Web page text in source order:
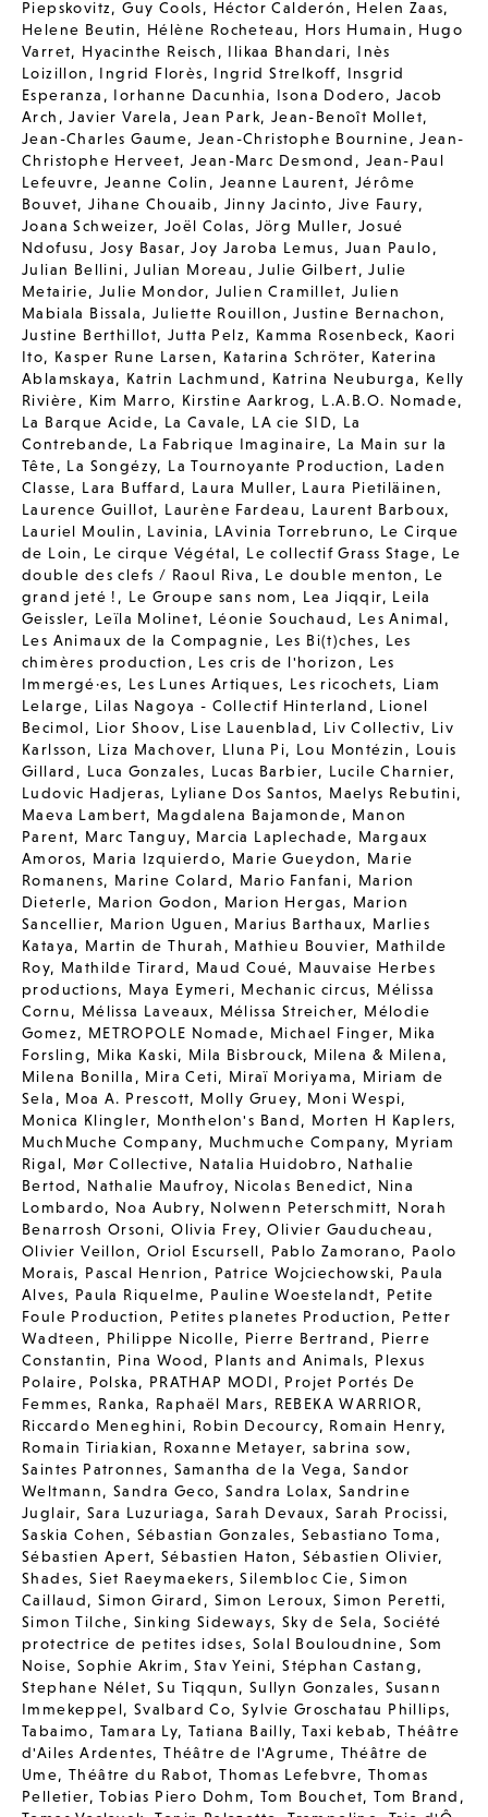
Piepskovitz,Guy Cools, Héctor Calderón , Helen Zaas,
Helene Beutin, Hélène Rocheteau, Hors Humain , Hugo
Varret, Hyacinthe Reisch , Ilikaa Bhandari, Inès
Loizillon , Ingrid Florès, Ingrid Strelkoff, Insgrid
Esperanza , Iorhanne Dacunhia, Isona Dodero, Jacob
Arch ,Javier Varela ,Jean Park, Jean-Benoît Mollet,
Jean-Charles Gaume,Jean-Christophe Bournine,Jean-
Christophe Herveet,Jean-Marc Desmond , Jean-Paul
Lefeuvre,Jeanne Colin , Jeanne Laurent,Jérôme
Bouvet,Jihane Chouaib , Jinny Jacinto, Jive Faury,
Joana Schweizer, Joël Colas, Jörg Muller, Josué
Ndofusu , Josy Basar,Joy Jaroba Lemus, Juan Paulo,
Julian Bellini,Julian Moreau ,Julie Gilbert,Julie
Metairie,Julie Mondor, Julien Cramillet, Julien
Mabiala Bissala, Juliette Rouillon ,Justine Bernachon,
Justine Berthillot,Jutta Pelz, Kamma Rosenbeck, Kaori
Ito, Kasper Rune Larsen, Katarina Schröter, Katerina
Ablamskaya, Katrin Lachmund , Katrina Neuburga, Kelly
Rivière, Kim Marro, Kirstine Aarkrog, L.A.B.O. Nomade,
La Barque Acide, La Cavale, LA cie SID, La
Contrebande, La Fabrique Imaginaire, La Main sur la
Tête, La Songézy, La Tournoyante Production, Laden
Classe, Lara Buffard, Laura Muller, Laura Pietiläinen,
Laurence Guillot, Laurène Fardeau, Laurent Barboux,
Lauriel Moulin , Lavinia, LAvinia Torrebruno, Le Cirque
de Loin , Le cirque Végétal, Le collectif Grass Stage, Le
double des clefs / Raoul Riva , Le double menton , Le
grand jeté ! , Le Groupe sans nom , Lea Jiqqir, Leila
Geissler, Leïla Molinet, Léonie Souchaud, Les Animal,
Les Animaux de la Compagnie, Les Bi(t)ches, Les
chimères production , Les cris de l'horizon , Les
Immergé·es, Les Lunes Artiques, Les ricochets, Liam
Lelarge, Lilas Nagoya - Collectif Hinterland , Lionel
Becimol, Lior Shoov, Lise Lauenblad, Liv Collectiv, Liv
Karlsson, Liza Machover, Lluna Pi, Lou Montézin , Louis
Gillard , Luca Gonzales, Lucas Barbier, Lucile Charnier,
Ludovic Hadjeras, Lyliane Dos Santos, Maelys Rebutini,
Maeva Lambert, Magdalena Bajamonde, Manon
Parent, Marc Tanguy, Marcia Laplechade, Margaux
Amoros, Maria Izquierdo, Marie Gueydon, Marie
Romanens, Marine Colard, Mario Fanfani, Marion
Dieterle, Marion Godon , Marion Hergas, Marion
Sancellier, Marion Uguen , Marius Barthaux, Marlies
Kataya, Martin de Thurah , Mathieu Bouvier, Mathilde
Roy, Mathilde Tirard, Maud Coué, Mauvaise Herbes
productions, Maya Eymeri, Mechanic circus, Mélissa
Cornu, Mélissa Laveaux, Mélissa Streicher, Mélodie
Gomez, METROPOLE Nomade, Michael Finger, Mika
Forsling, Mika Kaski, Mila Bisbrouck, Milena & Milena,
Milena Bonilla , Mira Ceti, Miraï Moriyama, Miriam de
Sela , Moa A. Prescott, Molly Gruey, Moni Wespi,
Monica Klingler, Monthelon's Band, Morten H Kaplers,
MuchMuche Company, Muchmuche Company, Myriam
Rigal, Mør Collective,Natalia Huidobro,Nathalie
Bertod,Nathalie Maufroy,Nicolas Benedict, Nina
Lombardo,Noa Aubry,Nolwenn Peterschmitt,Norah
Benarrosh Orsoni,Olivia Frey,Olivier Gauducheau ,
Olivier Veillon, Oriol Escursell, Pablo Zamorano, Paolo
Morais, Pascal Henrion , Patrice Wojciechowski, Paula
Alves, Paula Riquelme, Pauline Woestelandt, Petite
Foule Production, Petites planetes Production, Petter
Wadteen , Philippe Nicolle, Pierre Bertrand , Pierre
Constantin, Pina Wood, Plants and Animals, Plexus
Polaire, Polska, PRATHAP MODI , Projet Portés De
Femmes, Ranka, Raphaël Mars, REBEKA WARRIOR,
Riccardo Meneghini, Robin Decourcy, Romain Henry,
Romain Tiriakian, Roxanne Metayer,sabrina sow,
Saintes Patronnes, Samantha de la Vega,Sandor
Weltmann,Sandra Geco,Sandra Lolax, Sandrine
Juglair, Sara Luzuriaga,Sarah Devaux, Sarah Procissi,
Saskia Cohen , Sébastian Gonzales, Sebastiano Toma ,
Sébastien Apert, Sébastien Haton , Sébastien Olivier,
Shades,Siet Raeymaekers,Silembloc Cie,Simon
Caillaud,Simon Girard , Simon Leroux,Simon Peretti,
Simon Tilche, Sinking Sideways, Sky de Sela,Société
protectrice de petites idses,Solal Bouloudnine, Som
Noise, Sophie Akrim ,Stav Yeini,Stéphan Castang,
Stephane Nélet,Su Tiqqun, Sullyn Gonzales, Susann
Immekeppel, Svalbard Co,Sylvie Groschatau Phillips,
Tabaimo, Tamara Ly,Tatiana Bailly,Taxi kebab,Théâtre
d'Ailes Ardentes,Théâtre de l'Agrume, Théâtre de
Ume,Théâtre du Rabot,Thomas Lefebvre,Thomas
Pelletier,Tobias Piero Dohm,Tom Bouchet,Tom Brand ,